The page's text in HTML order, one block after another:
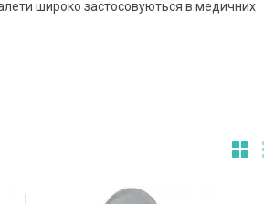
широко застосовуються в медичних